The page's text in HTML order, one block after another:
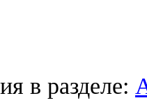
в разделе: